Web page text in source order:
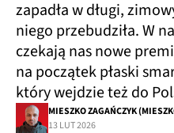
zapadła w długi,
niego przebudziła. W
czekają nas nowe
na początek płaski
który wejdzie też do
MIESZKO ZAGAŃCZYK
13 LUT 2026